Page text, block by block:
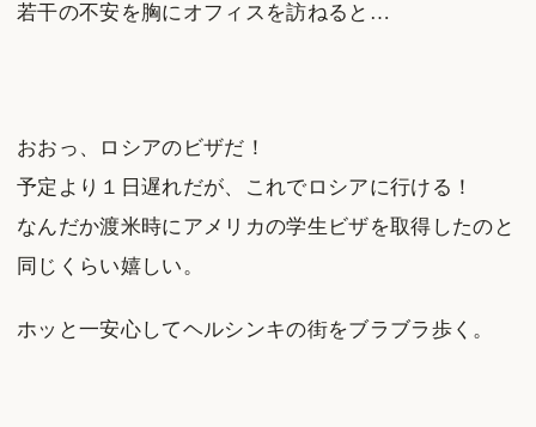
若干の不安を胸にオフィスを訪ねると…
おおっ、ロシアのビザだ！
予定より１日遅れだが、これでロシアに行ける！
なんだか渡米時にアメリカの学生ビザを取得したのと
同じくらい嬉しい。
ホッと一安心してヘルシンキの街をブラブラ歩く。